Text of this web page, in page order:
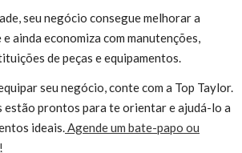
seu negócio consegue melhorar a
ainda economiza com manutenções,
de peças e equipamentos.
seu negócio, conte com a Top Taylor.
estão prontos para te orientar e ajudá-lo a
ideais.Agende um bate-papo ou